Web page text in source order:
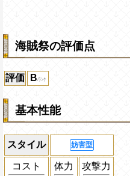
海賊祭の評価点
評価 B
基本性能
スタイル 妨害型
コスト
体力
攻撃力